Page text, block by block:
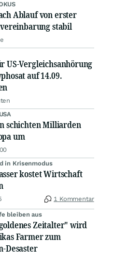
Ablauf von erster
stabil
US-Vergleichsanhörung
auf 14.09.
schichten Milliarden
um
in Krisenmodus
kostet Wirtschaft
1 Kommentar
bleiben aus
Zeitalter" wird
Farmer zum
Desaster